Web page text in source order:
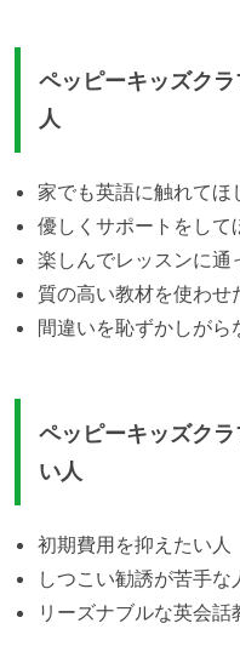
ペッピーキッズク
人
家でも英語に触れてほ
優しくサポートをして
楽しんでレッスンに通
質の高い教材を使わせ
間違いを恥ずかしがら
ペッピーキッズク
い人
初期費用を抑えたい人
しつこい勧誘が苦手な
リーズナブルな英会話